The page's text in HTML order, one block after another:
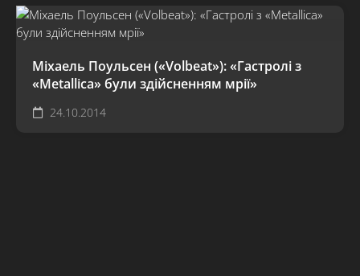
Міхаель Поульсен («Volbeat»): «Гастролі з
«Metallica» були здійсненням мрії»
24.10.2014